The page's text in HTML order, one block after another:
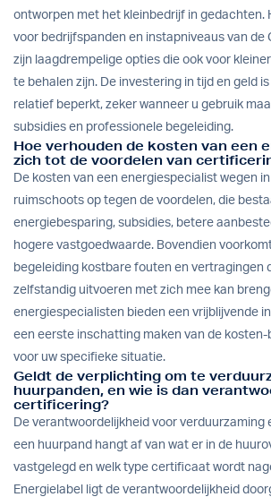
ontworpen met het kleinbedrijf in gedachten.
voor bedrijfspanden en instapniveaus van de
zijn laagdrempelige opties die ook voor
te behalen zijn. De investering in tijd en geld
relatief beperkt, zeker wanneer u gebruik
subsidies en professionele begeleiding.
Hoe verhouden de kosten van een
zich tot de voordelen van
De kosten van een energiespecialist wegen
ruimschoots op tegen de voordelen, die
energiebesparing, subsidies, betere
hogere vastgoedwaarde. Bovendien
begeleiding kostbare fouten en vertragingen
zelfstandig uitvoeren met zich mee kan
energiespecialisten bieden een vrijblijvende
een eerste inschatting maken van de
voor uw specifieke situatie.
Geldt de verplichting om te
huurpanden, en wie is dan
certificering?
De verantwoordelijkheid voor verduurzaming
een huurpand hangt af van wat er in de
vastgelegd en welk type certificaat wordt
Energielabel ligt de verantwoordelijkheid